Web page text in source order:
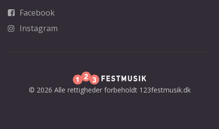
Facebook
Instagram
© 2026 Alle rettigheder forbeholdt 123festmusik.dk